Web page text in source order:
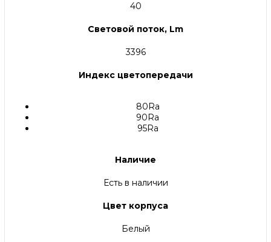
40
Световой поток, Lm
3396
Индекс цветопередачи
80Ra
90Ra
95Ra
Наличие
Есть в наличии
Цвет корпуса
Белый